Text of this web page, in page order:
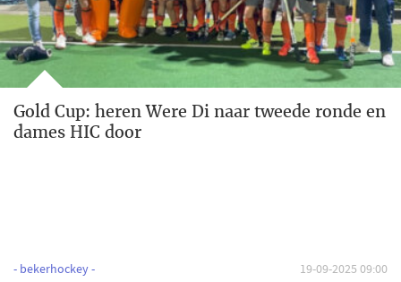
Gold Cup: heren Were Di naar tweede ronde en
dames HIC door
- bekerhockey - 19-09-2025 09:00